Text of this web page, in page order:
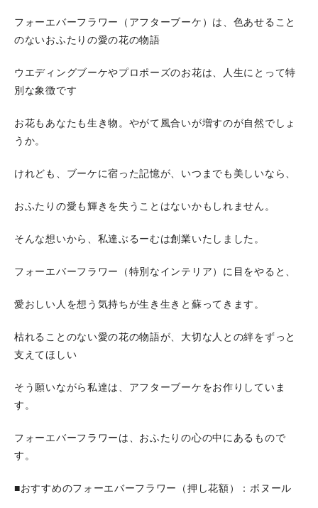
フォーエバーフラワー（アフターブーケ）は、色あせること
のないおふたりの愛の花の物語
ウエディングブーケやプロポーズのお花は、人生にとって特
別な象徴です
お花もあなたも生き物。やがて風合いが増すのが自然でしょ
うか。
けれども、ブーケに宿った記憶が、いつまでも美しいなら、
おふたりの愛も輝きを失うことはないかもしれません。
そんな想いから、私達ぶるーむは創業いたしました。
フォーエバーフラワー（特別なインテリア）に目をやると、
愛おしい人を想う気持ちが生き生きと蘇ってきます。
枯れることのない愛の花の物語が、大切な人との絆をずっと
支えてほしい
そう願いながら私達は、アフターブーケをお作りしていま
す。
フォーエバーフラワーは、おふたりの心の中にあるもので
す。
■おすすめのフォーエバーフラワー（押し花額）：ボヌール